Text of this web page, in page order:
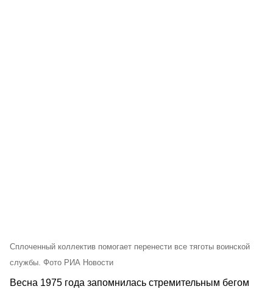
Сплоченный коллектив помогает перенести все тяготы воинской
службы. Фото РИА Новости
Весна 1975 года запомнилась стремительным бегом